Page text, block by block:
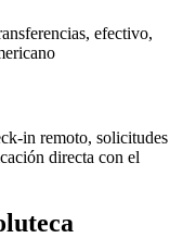
efectivo,
in remoto, solicitudes
directa con el